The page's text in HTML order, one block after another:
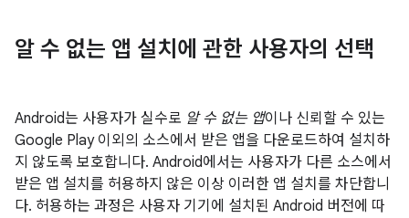
알 수 없는 앱 설치에 관한 사용자의 선택
Android는 사용자가 실수로 알 수 없는 앱이나 신뢰할 수 있는
Google Play 이외의 소스에서 받은 앱을 다운로드하여 설치하
지 않도록 보호합니다. Android에서는 사용자가 다른 소스에서
받은 앱 설치를 허용하지 않은 이상 이러한 앱 설치를 차단합니
다. 허용하는 과정은 사용자 기기에 설치된 Android 버전에 따